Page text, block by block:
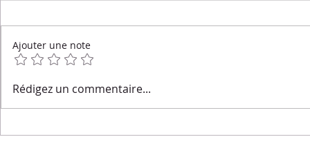
L'été dans votre assiette :
Ajouter une note
Rédigez un commentaire...